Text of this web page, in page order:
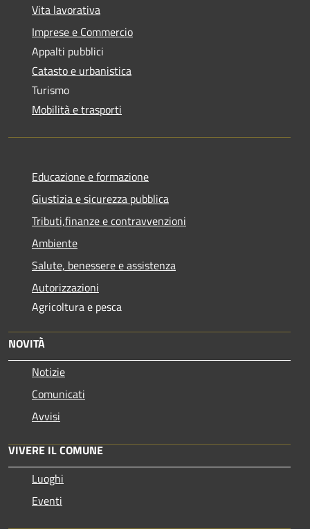
Vita lavorativa
Imprese e Commercio
Appalti pubblici
Catasto e urbanistica
Turismo
Mobilità e trasporti
Educazione e formazione
Giustizia e sicurezza pubblica
Tributi,finanze e contravvenzioni
Ambiente
Salute, benessere e assistenza
Autorizzazioni
Agricoltura e pesca
NOVITÀ
Notizie
Comunicati
Avvisi
VIVERE IL COMUNE
Luoghi
Eventi